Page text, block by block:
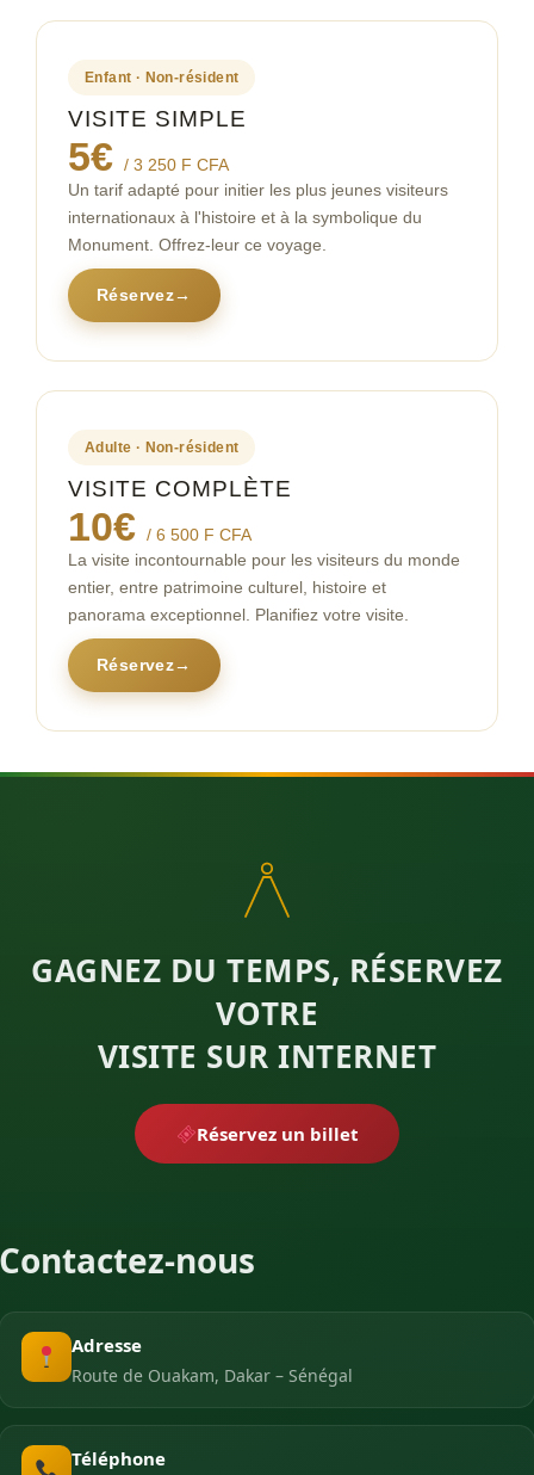
Enfant · Non-résident
VISITE SIMPLE
5€ / 3 250 F CFA
Un tarif adapté pour initier les plus jeunes visiteurs
internationaux à l'histoire et à la symbolique du
Monument. Offrez-leur ce voyage.
Réservez→
Adulte · Non-résident
VISITE COMPLÈTE
10€ / 6 500 F CFA
La visite incontournable pour les visiteurs du monde
entier, entre patrimoine culturel, histoire et
panorama exceptionnel. Planifiez votre visite.
Réservez→
GAGNEZ DU TEMPS, RÉSERVEZ
VOTRE
VISITE SUR INTERNET
Réservez un billet
Contactez-nous
Adresse
Route de Ouakam, Dakar – Sénégal
Téléphone